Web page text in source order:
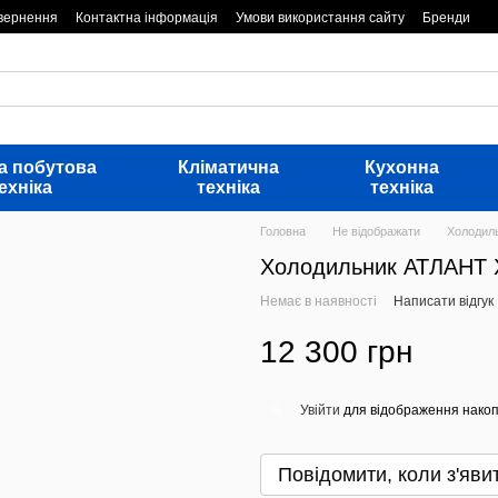
Контактна інформація Умови використання сайту Бренди
побутова
Кліматична
техніка
Кухонна
техніка
Головна Не відображати
Холодильник АТЛАНТ
Немає в наявності Написати відгук
12 300 грн
Увійти для відображення
Повідомити, коли